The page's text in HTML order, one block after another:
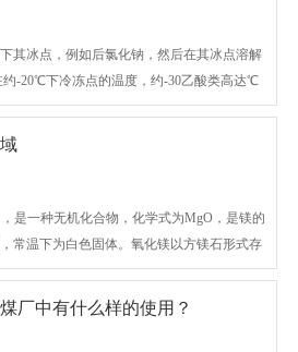
其冰点，例如后氯化钠，然后在其冰点溶解
-20℃下冷冻点的温度，约-30乙酸类高达℃
候会释放出我国很多的热量,使冰雪在较短的
咱们还有这样一个重要作用首要便是企业可
，是一种无机化合物，化学式为MgO，是镁的
常温下为白色固体。氧化镁以方镁石形式存
。 氧化镁有高度耐火绝缘性能。经1000℃以
至1500 - 2000°C则成死烧氧化镁（镁砂）或
厂中有什么样的使用？